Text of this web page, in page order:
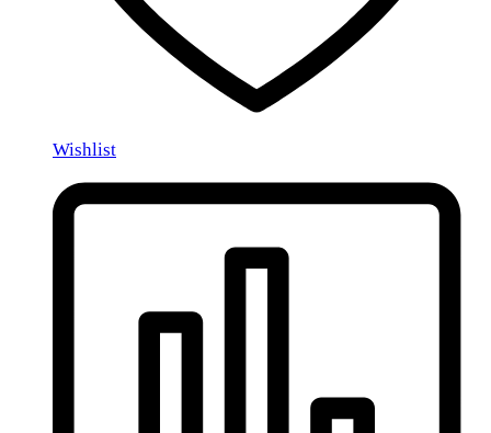
Wishlist